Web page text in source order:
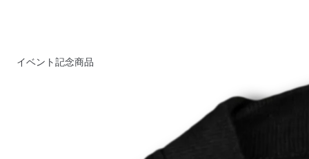
イベント記念商品